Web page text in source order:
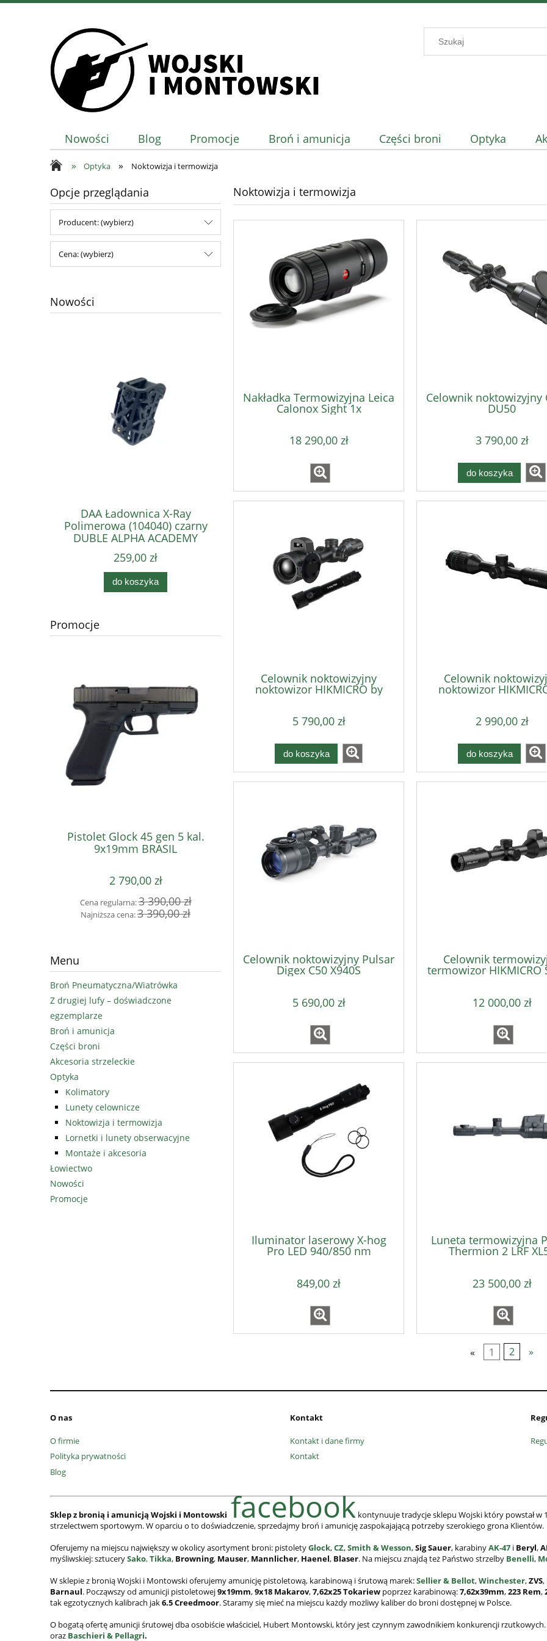
Nowości Blog Promocje Broń i amunicja Części broni Optyka
» Optyka » Noktowizja i termowizja
Opcje przeglądania
Producent: (wybierz)
Cena: (wybierz)
Nowości
DAA Ładownica X-Ray
Polimerowa (104040) czarny
DUBLE ALPHA ACADEMY
259,00 zł
do koszyka
DUBLE ALPHA ACADEMY
259,00 zł
do koszyka
259,00 zł
do koszyka
Promocje
Pistolet Glock 45 gen 5 kal.
9x19mm BRASIL
2 790,00 zł
Cena regularna:3 390,00 zł
Najniższa cena:3 390,00 zł
Pistolet Glock 43X Black MOS
9x19
3 051,00 zł
Pistolet Glock 45 MOS
9x19mm
Menu
Broń Pneumatyczna/Wiatrówka
Z drugiej lufy – doświadczone
egzemplarze
Broń i amunicja
Części broni
Akcesoria strzeleckie
Optyka
Kolimatory
Lunety celownicze
Noktowizja i termowizja
Lornetki i lunety obserwacyjne
Montaże i akcesoria
Łowiectwo
Nowości
Promocje
Noktowizja i termowizja
Nakładka Termowizyjna Leica
Calonox Sight 1x
18 290,00 zł
Celownik noktowizyjny
DU50
3 790,00 zł
do koszyka
Celownik noktowizyjny
noktowizor HIKMICRO by
HIKVISION Alpex 4K LRF +
nm
5 790,00 zł
do koszyka
Celownik
noktowizor
HIKVISION Alpex
2 990,00 zł
do koszyka
Celownik noktowizyjny Pulsar
Digex C50 X940S
5 690,00 zł
Celownik
termowizor HIKMICRO
12 000,00 zł
Iluminator laserowy X-hog
Pro LED 940/850 nm
849,00 zł
Luneta termowizyjna
Thermion 2 LRF
23 500,00 zł
« 1 2 »
O nas
O firmie
Polityka prywatności
Blog
Kontakt
Kontakt i dane firmy
Kontakt
Sklep z bronią i amunicją Wojski i Montowski facebook kontynuuje tradycje sklepu Wojski który powstał w
strzelectwem sportowym. W oparciu o to doświadczenie, sprzedajmy broń i amunicję zaspokajającą potrzeby szerokiego grona Klientów.
Oferujemy na miejscu największy w okolicy asortyment broni: pistoletyGlock,CZ,Smith & Wesson,Sig Sauer, karabinyAK-47 i Beryl,
myśliwskiej: sztucerySako,Tikka, Browning, Mauser, Mannlicher, Haenel, Blaser. Na miejscu znajdą też Państwo strzelby Benelli,
W sklepie z bronią Wojski i Montowski oferujemy amunicję pistoletową, karabinową i śrutową marek:Sellier & Bellot,Winchester,ZVS,
Barnaul. Począwszy od amunicji pistoletowej9x19mm,9x18 Makarov,7,62x25Tokariew poprzez karabinową:7,62x39mm,223 Rem,
tak egzotycznych kalibrach jak6.5 Creedmoor. Staramy się mieć na miejscu każdy możliwy kaliber do broni dostępnej w Polsce.
O bogatą ofertę amunicji śrutowej dba osobiście właściciel, Hubert Montowski, który jest czynnym zawodnikiem konkurencji
oraz Baschieri & Pellagri.